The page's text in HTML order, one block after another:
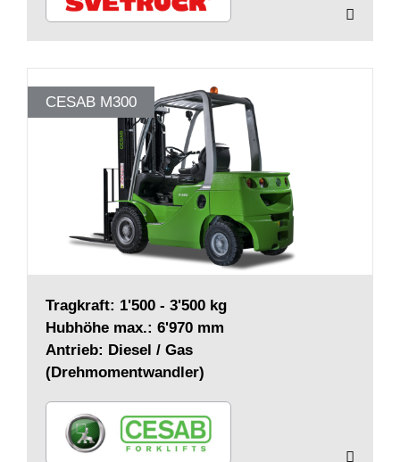
CESAB M300
Tragkraft: 1'500 - 3'500 kg
Hubhöhe max.: 6'970 mm
Antrieb: Diesel / Gas
(Drehmomentwandler)